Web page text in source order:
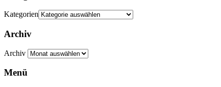
Kategorien
Archiv
Archiv
Menü